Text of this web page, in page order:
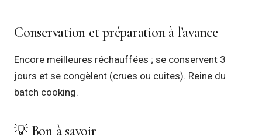
Conservation et préparation à l’avance
Encore meilleures réchauffées ; se conservent 3
jours et se congèlent (crues ou cuites). Reine du
batch cooking.
💡 Bon à savoir